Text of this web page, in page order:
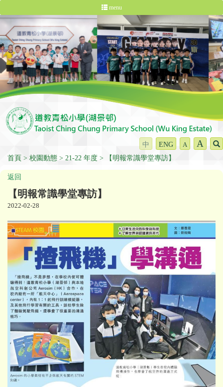
menu
中 ENG A A
首頁 校園動態 21-22 年度 【明報常識學堂專訪】
返回
【明報常識學堂專訪】
2022-02-28